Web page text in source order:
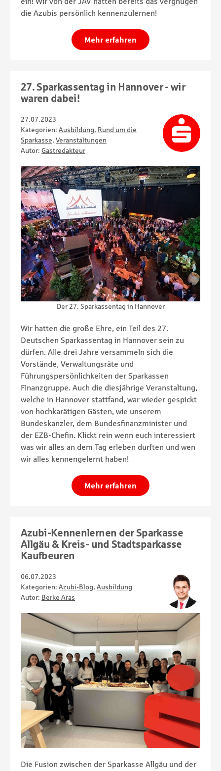
die Azubis persönlich kennenzulernen!
Mehr erfahren
27. Sparkassentag in Hannover - wir
waren dabei!
27.07.2023
Kategorien: Ausbildung, Rund um die
Sparkasse, Veranstaltungen
Autor: Gastredakteur
Der 27. Sparkassentag in Hannover
Wir hatten die große Ehre, ein Teil des 27.
Deutschen Sparkassentag in Hannover sein zu
dürfen. Alle drei Jahre versammeln sich die
Vorstände, Verwaltungsräte und
Führungspersönlichkeiten der Sparkassen
Finanzgruppe. Auch die diesjährige Veranstaltung,
welche in Hannover stattfand, war wieder gespickt
von hochkarätigen Gästen, wie unserem
Bundeskanzler, dem Bundesfinanzminister und
der EZB-Chefin. Klickt rein wenn euch interessiert
was wir alles an dem Tag erleben durften und wen
wir alles kennengelernt haben!
Mehr erfahren
Azubi-Kennenlernen der Sparkasse
Allgäu & Kreis- und Stadtsparkasse
Kaufbeuren
06.07.2023
Kategorien: Azubi-Blog, Ausbildung
Autor: Berke Aras
Die Fusion zwischen der Sparkasse Allgäu und der